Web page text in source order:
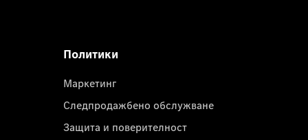
Политики
Маркетинг
Следпродажбено обслужване
Защита и поверителност